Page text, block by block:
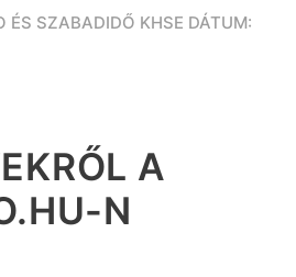
ÉS SZABADIDŐ KHSE DÁTUM:
A
N